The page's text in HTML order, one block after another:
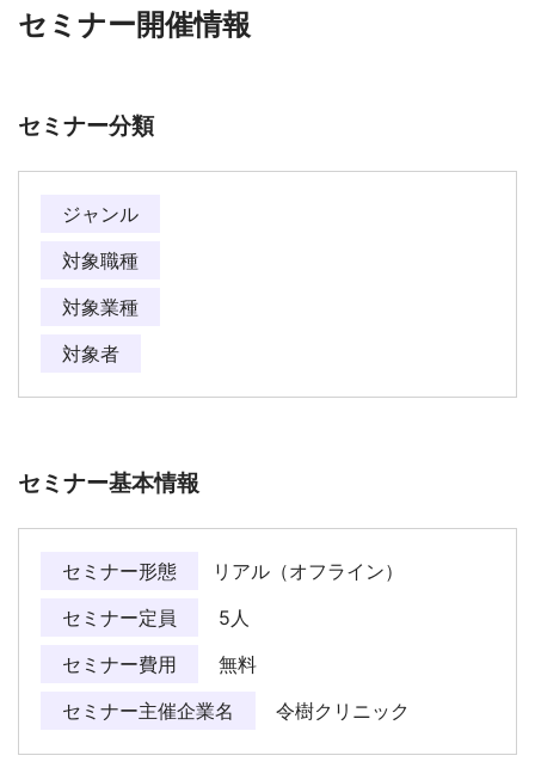
セミナー開催情報
セミナー分類
ジャンル
対象職種
対象業種
対象者
セミナー基本情報
セミナー形態
リアル（オフライン）
セミナー定員
5人
セミナー費用
無料
セミナー主催企業名
令樹クリニック